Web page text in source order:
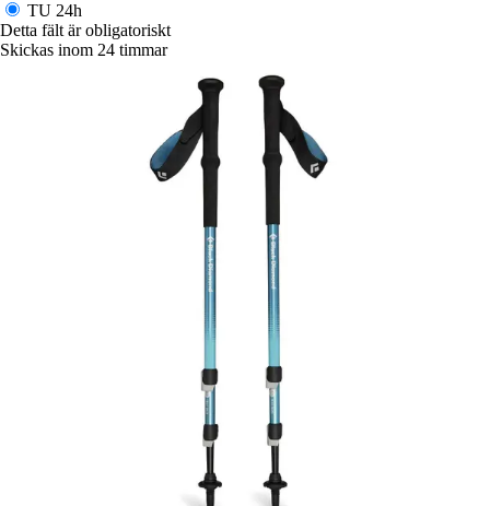
TU 24h
Detta fält är obligatoriskt
Skickas inom 24 timmar